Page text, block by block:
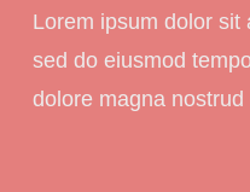
Lorem ipsum dolor sit
sed do eiusmod
dolore magna nostrud